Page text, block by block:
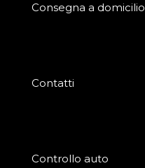
Consegna a domicilio
Contatti
Controllo auto